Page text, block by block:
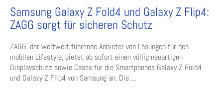
Samsung Galaxy Z Fold4 und Galaxy Z Flip4:
ZAGG sorgt für sicheren Schutz
ZAGG, der weltweit führende Anbieter von Lösungen für den
mobilen Lifestyle, bietet ab sofort einen völlig neuartigen
Displayschutz sowie Cases für die Smartphones Galaxy Z Fold4
und Galaxy Z Flip4 von Samsung an. Die ...